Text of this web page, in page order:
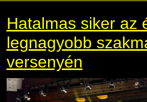
Hatalmas siker az
legnagyobb
versenyén